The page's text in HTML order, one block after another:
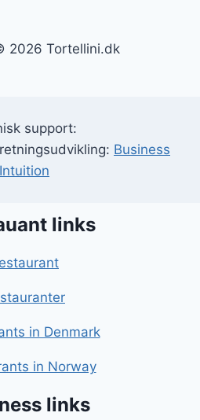
2026 Tortellini.dk
support:
Business
Intuition
links
in Denmark
in Norway
links